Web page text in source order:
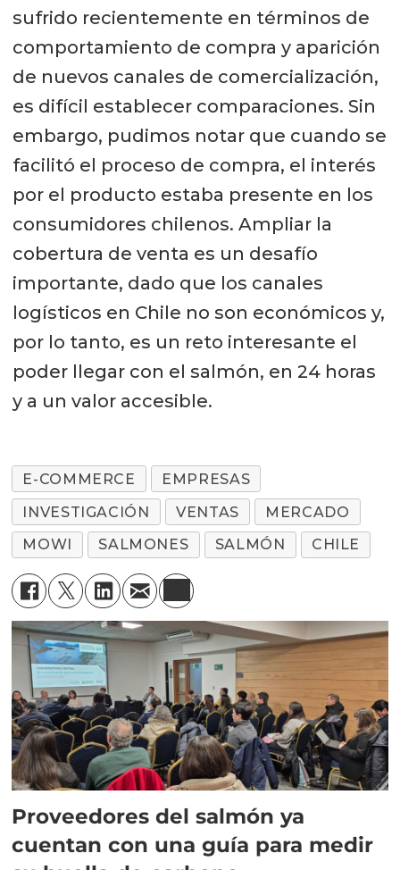
sufrido recientemente en términos de
comportamiento de compra y aparición
de nuevos canales de comercialización,
es difícil establecer comparaciones. Sin
embargo, pudimos notar que cuando se
facilitó el proceso de compra, el interés
por el producto estaba presente en los
consumidores chilenos. Ampliar la
cobertura de venta es un desafío
importante, dado que los canales
logísticos en Chile no son económicos y,
por lo tanto, es un reto interesante el
poder llegar con el salmón, en 24 horas
y a un valor accesible.
E-COMMERCE
EMPRESAS
INVESTIGACIÓN
VENTAS
MERCADO
MOWI
SALMONES SALMÓN CHILE
Proveedores del salmón ya
cuentan con una guía para medir